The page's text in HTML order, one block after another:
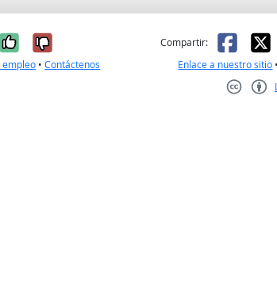
Sí, fue útil
No, no fue útil
empleo •Contáctenos
Compartir: X
Enlace a nuestro sitio